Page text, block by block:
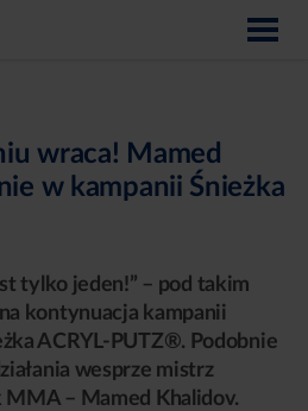
wraca! Mamed
w kampanii Śnieżka
tylko jeden!” – pod takim
kontynuacja kampanii
ACRYL-PUTZ®. Podobnie
wesprze mistrz
MMA – Mamed Khalidov.